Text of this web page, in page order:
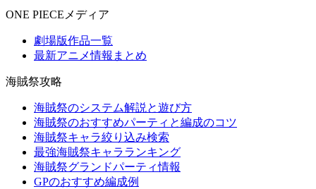
ONE PIECEメディア
劇場版作品一覧
最新アニメ情報まとめ
海賊祭攻略
海賊祭のシステム解説と遊び方
海賊祭のおすすめパーティと編成のコツ
海賊祭キャラ絞り込み検索
最強海賊祭キャラランキング
海賊祭グランドパーティ情報
GPのおすすめ編成例